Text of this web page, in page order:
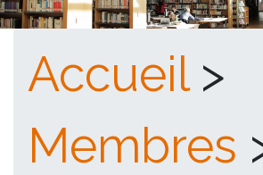
Accueil >
Membres